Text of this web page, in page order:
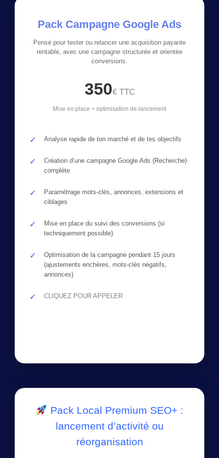
Pack Campagne Google Ads
Pensé pour tester ou relancer une acquisition payante
rentable, avec une campagne structurée et orientée
conversions.
350€ TTC
Mise en place + optimisation de lancement
Analyse rapide de ton marché et de tes objectifs
Création d’une campagne Google Ads (Recherche)
complète
Paramétrage mots-clés, annonces, extensions et
ciblages
Mise en place du suivi des conversions (si
techniquement possible)
Optimisation de la campagne pendant 15 jours
(ajustements enchères, mots-clés négatifs,
annonces)
CLIQUEZ POUR APPELER
Pack Local Premium SEO+ :
lancement d’activité ou
réorganisation